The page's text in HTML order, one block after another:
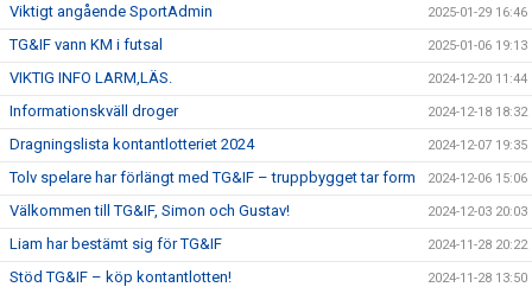
Viktigt angående SportAdmin 2025-01-29 16:46
TG&IF vann KM i futsal 2025-01-06 19:13
VIKTIG INFO LARM,LÄS. 2024-12-20 11:44
Informationskväll droger 2024-12-18 18:32
Dragningslista kontantlotteriet 2024 2024-12-07 19:35
Tolv spelare har förlängt med TG&IF – truppbygget tar form 2024-12-06 15:06
Välkommen till TG&IF, Simon och Gustav! 2024-12-03 20:03
Liam har bestämt sig för TG&IF 2024-11-28 20:22
Stöd TG&IF – köp kontantlotten! 2024-11-28 13:50